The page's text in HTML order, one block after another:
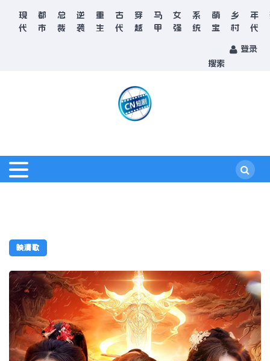
现
代
都
市
总
裁
逆
袭
重
生
古
代
穿
越
马
甲
女
强
系
统
萌
宝
乡
村
年
代
搜索
登录
映清歌